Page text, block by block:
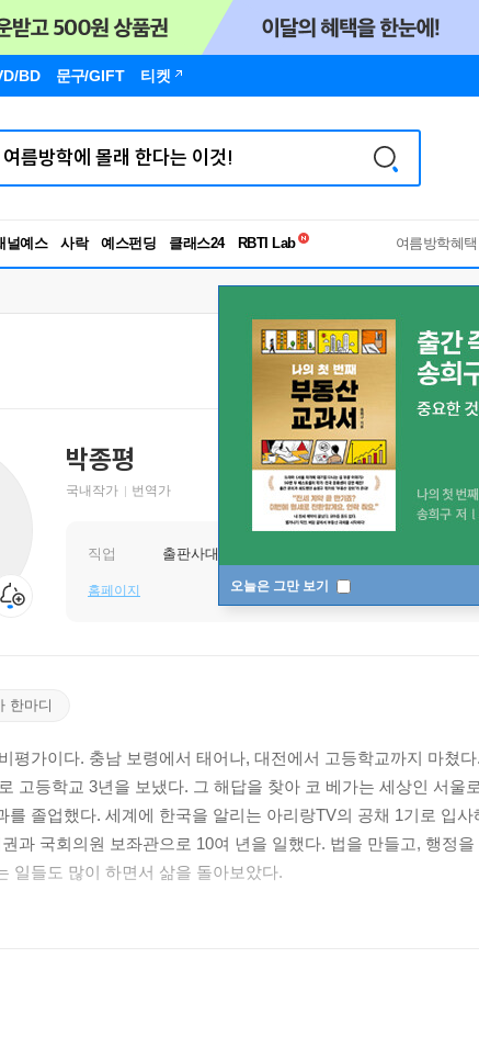
BD 문구/GIFT 티켓
널예스 사락 예스펀딩 클래스24
RBTI Lab
독서유형검사
여름방학혜택
오늘은 그만 보기
박종평
국내작가 번역가
직업 출판사대표
홈페이지
한마디
평가이다. 충남 보령에서 태어나, 대전에서 고등학교까지 마쳤
고등학교 3년을 보냈다. 그 해답을 찾아 코 베가는 세상인 서울
를 졸업했다. 세계에 한국을 알리는 아리랑TV의 공채 1기로 입
과 국회의원 보좌관으로 10여 년을 일했다. 법을 만들고, 행정
일들도 많이 하면서 삶을 돌아보았다.
었던 『난중일기』를 몇 번이고 다시 정독하며 인간 이순신의 매
운이라고 생각한다.몇 권의 책을 쓰는 과정에서 이순신으로부터